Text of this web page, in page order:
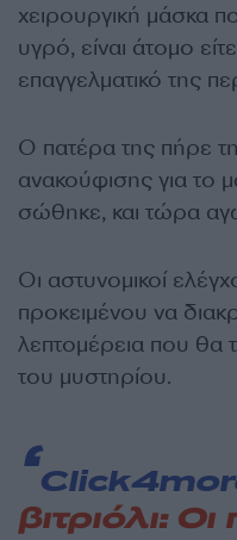
χειρουργική μάσκα
υγρό, είναι άτομο
επαγγελματικό της
Ο πατέρα της πήρε
ανακούφισης για το
σώθηκε, και τώρα
Οι αστυνομικοί
προκειμένου να
λεπτομέρεια που θα
του μυστηρίου.
βιτριόλι: Οι